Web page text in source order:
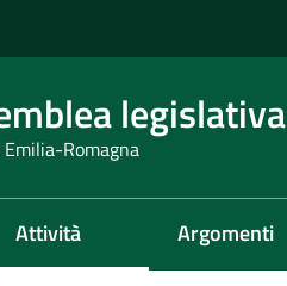
legislativa
Emilia-Romagna
Attività Argomenti